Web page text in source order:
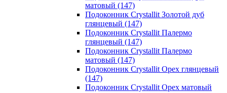
матовый (147)
Подоконник Crystallit Золотой дуб
глянцевый (147)
Подоконник Crystallit Палермо
глянцевый (147)
Подоконник Crystallit Палермо
матовый (147)
Подоконник Crystallit Орех глянцевый
(147)
Подоконник Crystallit Орех матовый